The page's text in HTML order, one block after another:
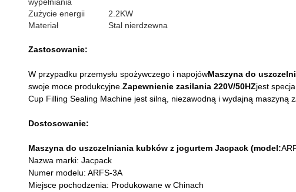
Zużycie energii
2.2KW
Materiał
Stal nierdzewna
Zastosowanie:
W przypadku przemysłu spożywczego i napojówMaszyna do
swoje moce produkcyjne. Zapewnienie zasilania 220V/50HZjest
Cup Filling Sealing Machine jest silną, niezawodną i wydajną maszyną z
Dostosowanie:
Maszyna do uszczelniania kubków z jogurtem Jacpack (model:
Nazwa marki: Jacpack
Numer modelu: ARFS-3A
Miejsce pochodzenia: Produkowane w Chinach